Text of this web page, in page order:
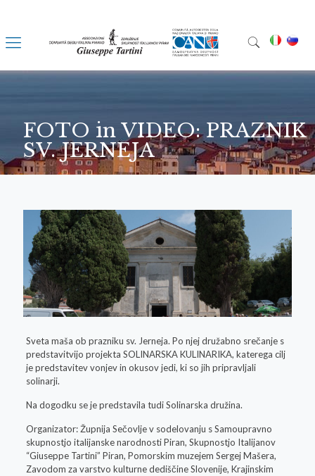
FOTO in VIDEO: PRAZNIK
SV. JERNEJA
Sveta maša ob prazniku sv. Jerneja. Po njej družabno srečanje s
predstavitvijo projekta SOLINARSKA KULINARIKA, katerega cilj
je predstavitev vonjev in okusov jedi, ki so jih pripravljali
solinarji.
Na dogodku se je predstavila tudi Solinarska družina.
Organizator: Župnija Sečovlje v sodelovanju s Samoupravno
skupnostjo italijanske narodnosti Piran, Skupnostjo Italijanov
“Giuseppe Tartini” Piran, Pomorskim muzejem Sergej Mašera,
Zavodom za varstvo kulturne dediščine Slovenije, Krajinskim